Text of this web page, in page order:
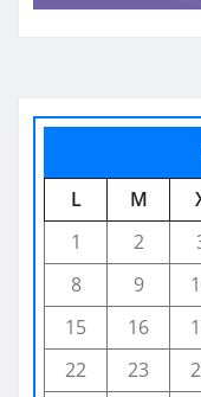
L
M
1
2
8
9
15
16
22
23